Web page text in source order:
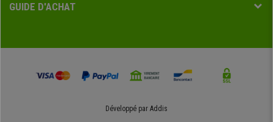
GUIDE D'ACHAT
Développé par Addis